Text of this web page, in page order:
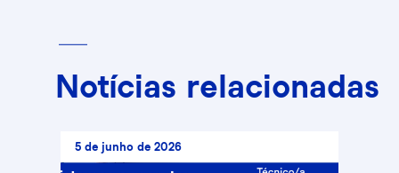
Notícias relacionadas
5 de junho de 2026